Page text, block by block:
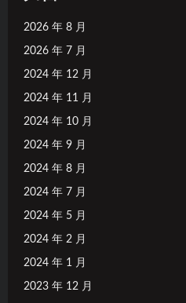
2026 年 8 月
2026 年 7 月
2024 年 12 月
2024 年 11 月
2024 年 10 月
2024 年 9 月
2024 年 8 月
2024 年 7 月
2024 年 5 月
2024 年 2 月
2024 年 1 月
2023 年 12 月